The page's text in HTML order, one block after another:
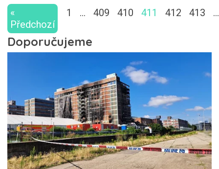
«
Předchozí
1 … 409 410 411 412 413 …